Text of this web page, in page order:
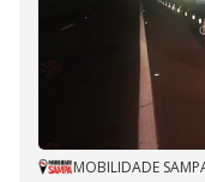
MOBILIDADE